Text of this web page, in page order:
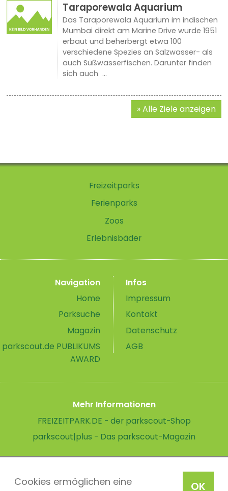
OK
Cookies ermöglichen eine
Taraporewala Aquarium
Das Taraporewala Aquarium im indischen
Mumbai direkt am Marine Drive wurde 1951
erbaut und beherbergt etwa 100
verschiedene Spezies an Salzwasser- als
auch Süßwasserfischen. Darunter finden
sich auch ...
Alle Ziele anzeigen
Freizeitparks
Ferienparks
Zoos
Erlebnisbäder
Navigation
Home
Parksuche
Magazin
parkscout.de PUBLIKUMS
AWARD
Infos
Impressum
Kontakt
Datenschutz
AGB
Mehr Informationen
FREIZEITPARK.DE - der parkscout-Shop
parkscout|plus - Das parkscout-Magazin